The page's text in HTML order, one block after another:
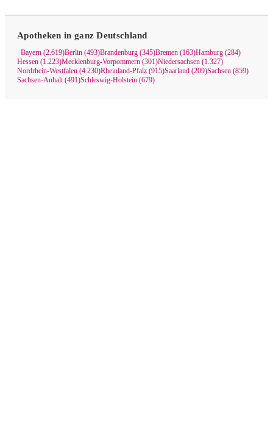
Apotheken in ganz Deutschland
Bayern (2.619)Berlin (493)Brandenburg (345)Bremen (163)Hamburg (284)
Hessen (1.223)Mecklenburg-Vorpommern (301)Niedersachsen (1.327)
Nordrhein-Westfalen (4.230)Rheinland-Pfalz (915)Saarland (209)Sachsen (859)
Sachsen-Anhalt (491)Schleswig-Holstein (679)